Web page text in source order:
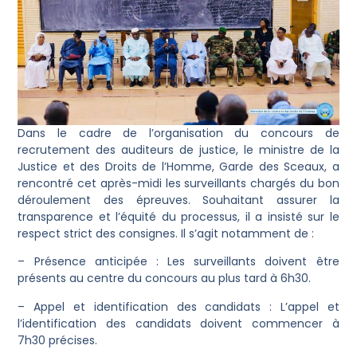
Dans le cadre de l’organisation du concours de
recrutement des auditeurs de justice, le ministre de la
Justice et des Droits de l’Homme, Garde des Sceaux, a
rencontré cet après-midi les surveillants chargés du bon
déroulement des épreuves. Souhaitant assurer la
transparence et l’équité du processus, il a insisté sur le
respect strict des consignes. Il s’agit notamment de :
– Présence anticipée : Les surveillants doivent être
présents au centre du concours au plus tard à 6h30.
– Appel et identification des candidats : L’appel et
l’identification des candidats doivent commencer à
7h30 précises.